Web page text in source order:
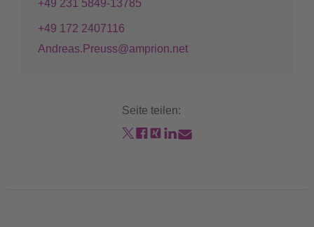
+49 231 5849-13785
+49 172 2407116
Andreas.Preuss@amprion.net
Seite teilen: